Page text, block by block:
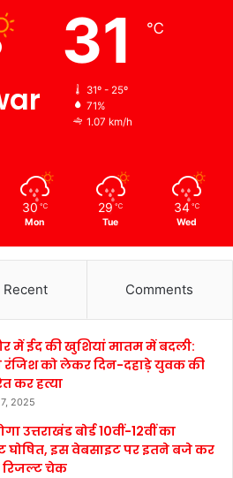
31 ℃
31º - 25º
71%
1.07 km/h
30 ℃
Mon
29 ℃
Tue
34 ℃
Wed
Recent Comments
में ईद की खुशियां मातम में बदली:
रंजिश को लेकर दिन-दहाड़े युवक की
कर हत्या
2025
उत्तराखंड बोर्ड 10वीं-12वीं का
घोषित, इस वेबसाइट पर इतने बजे कर
चेक